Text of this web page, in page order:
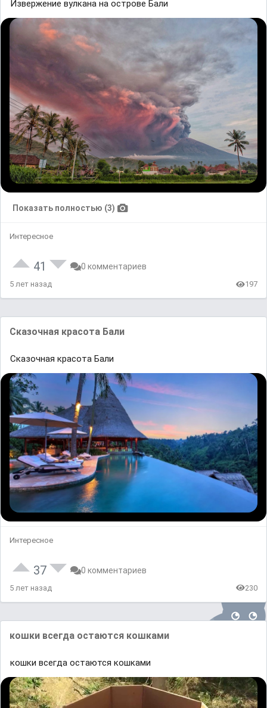
Извержение вулкана на острове Бали
Показать полностью (3)
Интересное
41 0 комментариев
5 лет назад 197
Сказочная красота Бали
Сказочная красота Бали
Интересное
37 0 комментариев
5 лет назад 230
кошки всегда остаются кошками
кошки всегда остаются кошками